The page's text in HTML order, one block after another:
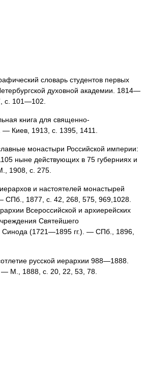
словарь студентов первых
духовной академии. 1814—
с. 101—102.
книга для священно-
— Киев, 1913, с. 1395, 1411.
монастыри Российской империи:
ныне действующих в 75 губерниях и
1908, с. 275.
и настоятелей монастырей
СПб., 1877, с. 42, 268, 575, 969,1028.
Всероссийской и архиерейских
Святейшего
Синода (1721—1895 гг.). — СПб., 1896,
русской иерархии 988—1888.
М., 1888, с. 20, 22, 53, 78.